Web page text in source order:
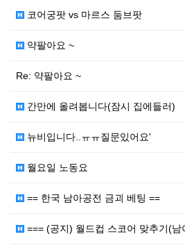
코어궁팟 vs 마르스 둠브팟
약팔아요 ~
Re: 약팔아요 ~
간만에 올려봅니다(잠시 집에들러)
뉴비입니다..ㅠㅠ질문있어요'
월요일 노동요
== 한국 남아공전 금괴 베팅 ==
=== (공지) 월드컵 스코어 맞추기(남